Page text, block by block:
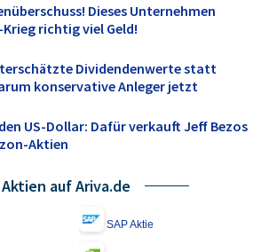
Dieses Unternehmen
richtig viel Geld!
Dividendenwerte statt
konservative Anleger jetzt
US-Dollar: Dafür verkauft Jeff Bezos
Aktien
auf Ariva.de
SAP Aktie